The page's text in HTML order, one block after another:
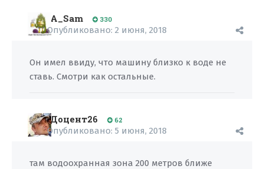
A_Sam 330
Опубликовано: 2 июня, 2018
Он имел ввиду, что машину близко к воде не
ставь. Смотри как остальные.
Доцент26 62
Опубликовано: 5 июня, 2018
там водоохранная зона 200 метров ближе